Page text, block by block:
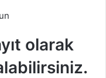
olarak